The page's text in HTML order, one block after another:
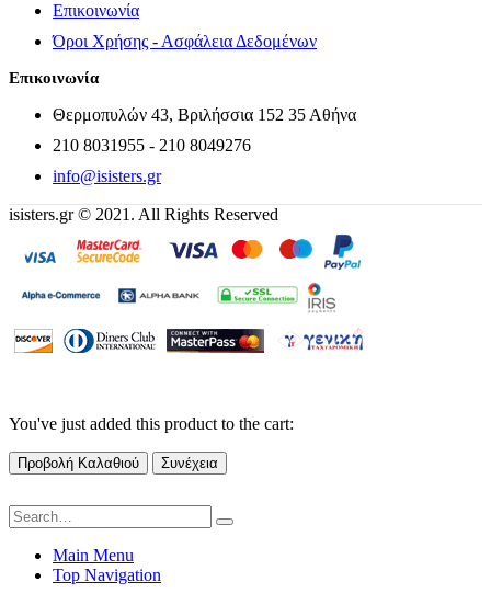
Επικοινωνία
Όροι Χρήσης - Ασφάλεια Δεδομένων
Επικοινωνία
Θερμοπυλών 43, Βριλήσσια 152 35 Αθήνα
210 8031955 - 210 8049276
info@isisters.gr
isisters.gr © 2021. All Rights Reserved
You've just added this product to the cart:
Προβολή Καλαθιού Συνέχεια
Main Menu
Top Navigation